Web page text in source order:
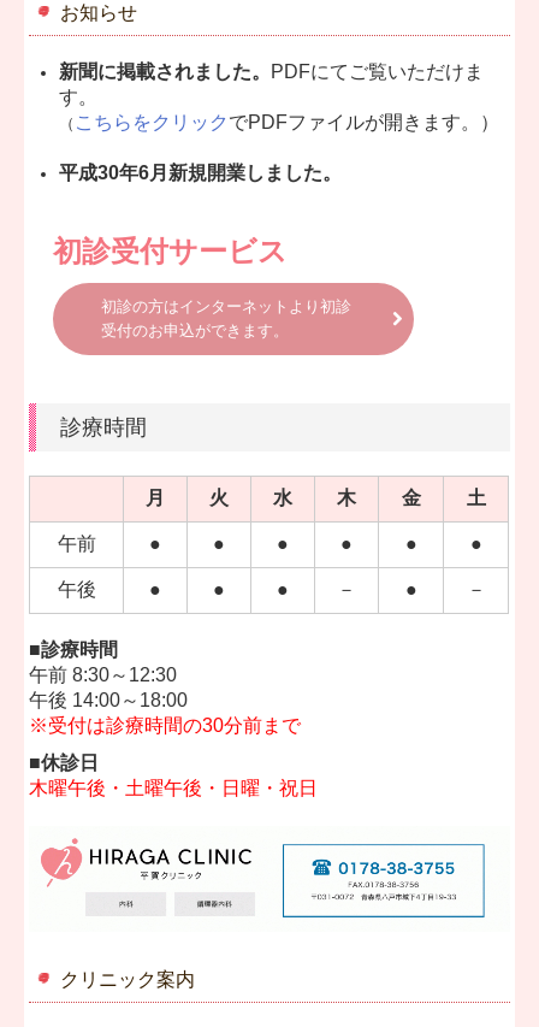
クリニック案内
お知らせ
新聞に掲載されました。
PDFにてご覧いただけま
す。
（ こちらをクリック でPDFファイルが開きます。）
平成30年6月新規開業しました。
初診受付サービス
初診の方はインターネットより初診
受付のお申込ができます。
診療時間
月 火 水 木 金 土
午前 ● ● ● ● ● ●
午後 ● ● ● － ● －
■診療時間
午前 8:30～12:30
午後 14:00～18:00
※受付は診療時間の30分前まで
■休診日
木曜午後・土曜午後・日曜・祝日